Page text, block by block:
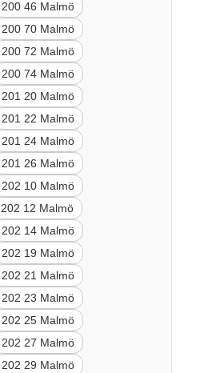
200 46 Malmö
200 70 Malmö
200 72 Malmö
200 74 Malmö
201 20 Malmö
201 22 Malmö
201 24 Malmö
201 26 Malmö
202 10 Malmö
202 12 Malmö
202 14 Malmö
202 19 Malmö
202 21 Malmö
202 23 Malmö
202 25 Malmö
202 27 Malmö
202 29 Malmö